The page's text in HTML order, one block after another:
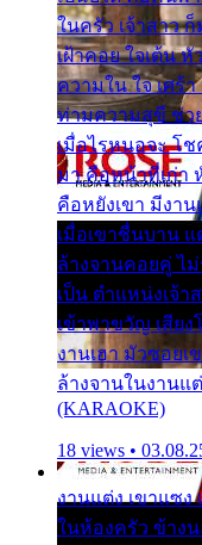
ในครัว เจ้าสาว ก็
เฝ้าคอย ใจเต้น
ความใน ใจ เศร้
ท่ามความสุขี ช่ว
เมื่อไรหนอจะ โ
มา คือหน้าที่เก่า
คือหยังเขา มีงา
เมื่อเขาชื่นบาน
ล้างจานคอยคู่ ไ
เป็น ตำแหน่งเจ้
เข้าพาขวัญ เสีย
งานเฮา มัวซอย
ล้างจานในงานแ
(KARAOKE)
18 views •
งานแต่ง เขาแซ
ในห้องครัว ข้างน